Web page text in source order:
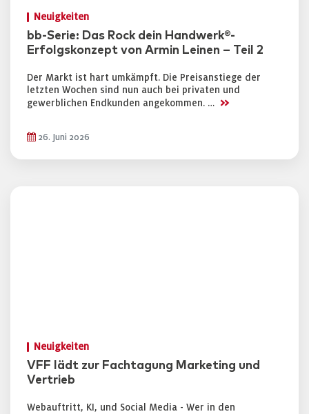
Neuigkeiten
bb-Serie: Das Rock dein Handwerk®-
Erfolgskonzept von Armin Leinen – Teil 2
Der Markt ist hart umkämpft. Die Preisanstiege der
letzten Wochen sind nun auch bei privaten und
gewerblichen Endkunden angekommen. … >>
26. Juni 2026
Neuigkeiten
VFF lädt zur Fachtagung Marketing und
Vertrieb
Webauftritt, KI, und Social Media - Wer in den